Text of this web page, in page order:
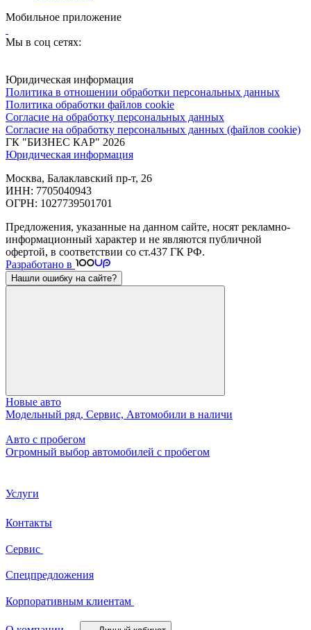
Мобильное приложение
Мы в соц сетях:
Юридическая информация
Политика в отношении обработки персональных данных
Политика обработки файлов cookie
Согласие на обработку персональных данных
Согласие на обработку персональных данных (файлов cookie)
ГК "БИЗНЕС КАР" 2026
Юридическая информация
Москва, Балаклавский пр-т, 26
ИНН: 7705040943
ОГРН: 1027739501701
Предложения, указанные на данном сайте, носят рекламно-
информационный характер и не являются публичной
офертой, в соответствии со ст.437 ГК РФ.
Разработано в
Нашли ошибку на сайте?
Новые авто
Модельный ряд, Сервис, Автомобили в наличи
Авто с пробегом
Огромный выбор автомобилей с пробегом
Услуги
Контакты
Сервис
Спецпредложения
Корпоративным клиентам